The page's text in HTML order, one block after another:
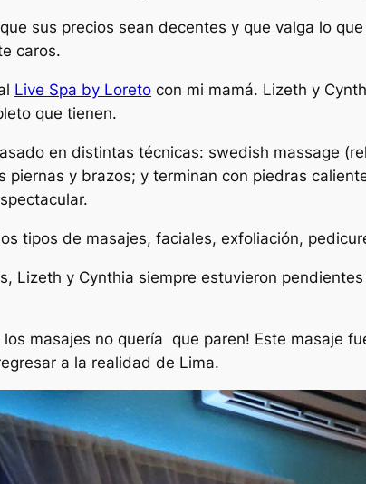
sus precios sean decentes y que valga lo
caros.
Live Spa by Loreto con mi mamá. Lizeth y
que tienen.
en distintas técnicas: swedish massage
piernas y brazos; y terminan con piedras
tipos de masajes, faciales, exfoliación,
Lizeth y Cynthia siempre estuvieron
masajes no quería que paren! Este masaje
a la realidad de Lima.